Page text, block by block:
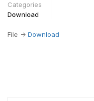
Categories
Download
File -> Download